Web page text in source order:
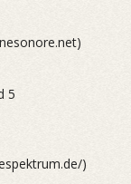
5
)